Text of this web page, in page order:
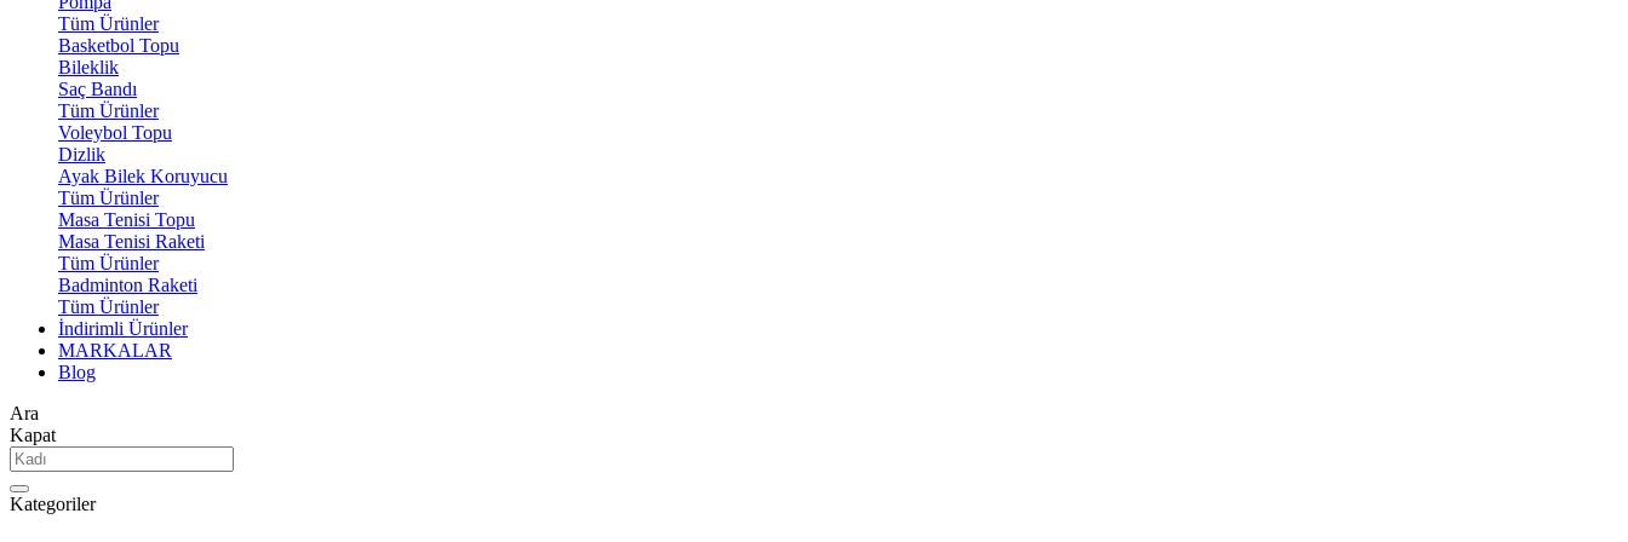
Tüm Ürünler
Basketbol Topu
Bileklik
Saç Bandı
Tüm Ürünler
Voleybol Topu
Dizlik
Ayak Bilek Koruyucu
Tüm Ürünler
Masa Tenisi Topu
Masa Tenisi Raketi
Tüm Ürünler
Badminton Raketi
Tüm Ürünler
İndirimli Ürünler
MARKALAR
Blog
Ara
Kapat
Kategoriler